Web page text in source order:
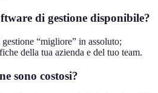
di gestione disponibile?
“migliore” in assoluto;
della tua azienda e del tuo team.
sono costosi?